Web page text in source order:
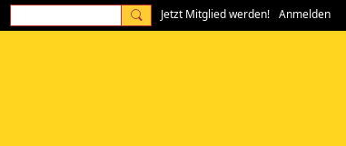
Jetzt Mitglied werden! Anmelden